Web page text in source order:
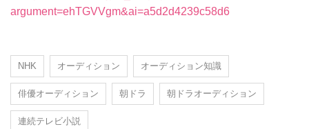
NHK オーディション オーディション知識
俳優オーディション 朝ドラ 朝ドラオーディション
連続テレビ小説